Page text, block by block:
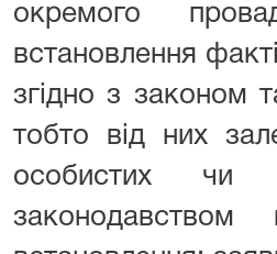
окремого
встановлення
згідно з законом
тобто від них
особистих чи